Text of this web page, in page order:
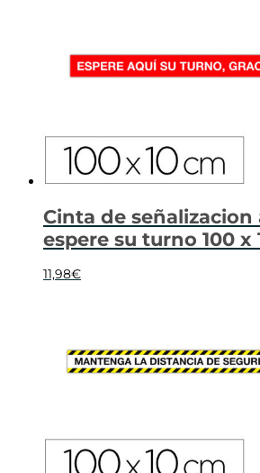
Cinta de señalizacion
espere su turno 100 x
11,98€